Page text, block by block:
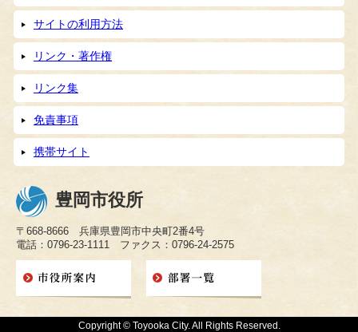
サイトの利用方法
リンク・著作権
リンク集
免責事項
携帯サイト
豊岡市役所
〒668-8666 兵庫県豊岡市中央町2番4号
電話：0796-23-1111 ファクス：0796-24-2575
Copyright © Toyooka City. All Rights Reserved.